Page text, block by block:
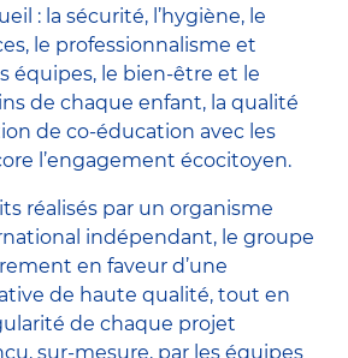
: la sécurité, l’hygiène, le
le professionnalisme et
équipes, le bien-être et le
de chaque enfant, la qualité
de co-éducation avec les
l’engagement écocitoyen.
réalisés par un organisme
indépendant, le groupe
en faveur d’une
de haute qualité, tout en
de chaque projet
sur-mesure, par les équipes